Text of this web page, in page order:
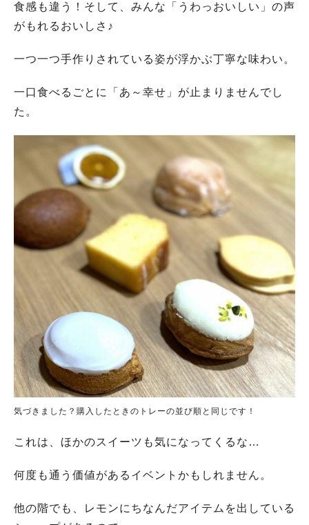
食感も違う！そして、みんな「うわっおいしい」の声
がもれるおいしさ♪
一つ一つ手作りされている姿が浮かぶ丁寧な味わい。
一口食べるごとに「あ～幸せ」が止まりませんでし
た。
気づきました？購入したときのトレーの並び順と同じです！
これは、ほかのスイーツも気になってくるな…
何度も通う価値があるイベントかもしれません。
他の階でも、レモンにちなんだアイテムを出している
#今週どこいく？ #自然とふれあう#ランチ#カフェ #まとめ
#あなたはどっち？